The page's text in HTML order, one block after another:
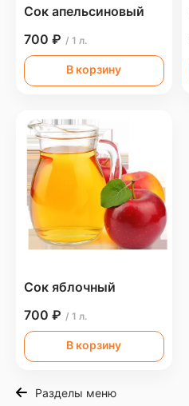
Сок апельсиновый
700 ₽ / 1 л.
В корзину
Сок яблочный
700 ₽ / 1 л.
В корзину
Разделы меню